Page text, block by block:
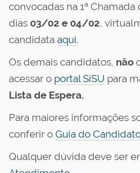
convocadas na 1ª
dias 03/02 e 04/02,
candidata aqui.
Os demais candidatos, não
acessar o portal SiSU para
Lista de Espera.
Para maiores informações
conferir o Guia do
Qualquer dúvida deve ser